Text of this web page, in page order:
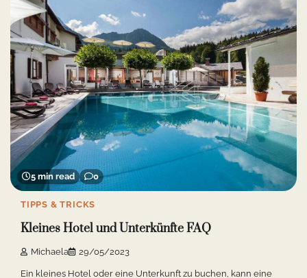
5 min read 0
TIPPS & TRICKS
Kleines Hotel und Unterkünfte FAQ
Michaela 29/05/2023
Ein kleines Hotel oder eine Unterkunft zu buchen, kann eine